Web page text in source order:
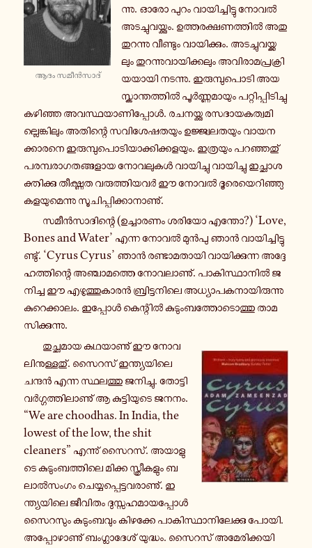
ആദം സ­മീൻ­സാ­ദ്
ന്നു. ഓരോ പുറം വാ­യി­ച്ചി­ട്ടു നോവൽ
അ­ട­ച്ചു­വ­യ്ക്കും. ഉ­ത്ത­ര­ക്ഷ­ണ­ത്തിൽ അതു
തു­റ­ന്നു വീ­ണ്ടും വാ­യി­ക്കും. അ­ട­ച്ചു­വ­യ്ക്ക­
ലും തു­റ­ന്നു­വാ­യി­ക്ക­ലും അ­വി­രാ­മ­പ്ര­ക്രി­
യ­യാ­യി ന­ട­ന്നു. ഇ­രു­മ്പു­പൊ­ടി അ­യ­
സ്കാ­ന്ത­ത്തിൽ പൂർ­ണ്ണ­മാ­യും പ­റ്റി­പ്പി­ടി­ച്ചു
ക­ഴി­ഞ്ഞ അ­വ­സ്ഥ­യാ­ണി­പ്പോൾ. ര­ച­ന­യ്ക്കു ര­സ­ദാ­യ­ക­ത്വ­മി­
ല്ലെ­ങ്കി­ലും അ­തി­ന്റെ സ­വി­ശേ­ഷ­ത­യും ഉ­ജ്ജ്വ­ല­ത­യും വാ­യ­ന­
ക്കാ­ര­നെ ഇ­രു­മ്പു­പൊ­ടി­യാ­ക്കി­ക്ക­ള­യും. ഇ­ത്ര­യും പ­റ­ഞ്ഞ­തു്
പ­ര­മ്പ­രാ­ഗ­ത­ങ്ങ­ളാ­യ നോ­വ­ലു­കൾ വാ­യി­ച്ചു വാ­യി­ച്ചു ഇ­ച്ഛാ­ശ­
ക്തി­ക്കു തീ­ക്ഷ്ണ­ത വ­രു­ത്തി­യ­വർ ഈ നോവൽ ദൂ­രെ­യെ­റി­ഞ്ഞു­
ക­ള­യു­മെ­ന്നു സൂ­ചി­പ്പി­ക്കാ­നാ­ണു്.
സ­മീൻ­സാ­ദി­ന്റെ (ഉ­ച്ചാ­ര­ണം ശരിയോ എന്തോ?) ‘Love,
Bones and Water’ എന്ന നോവൽ മുൻപു ഞാൻ വാ­യി­ച്ചി­ട്ടു­
ണ്ടു്. ‘Cyrus Cyrus’ ഞാൻ ര­ണ്ടാ­മ­താ­യി വാ­യി­ക്കു­ന്ന അ­ദ്ദേ­
ഹ­ത്തി­ന്റെ അ­ഞ്ചാ­മ­ത്തെ നോ­വ­ലാ­ണു്. പാ­കി­സ്ഥാ­നിൽ ജ­
നി­ച്ച ഈ എ­ഴു­ത്തു­കാ­രൻ ബ്രി­ട്ട­നി­ലെ അ­ധ്യാ­പ­ക­നാ­യി­രു­ന്നു
കു­റെ­ക്കാ­ലം. ഇ­പ്പോൾ കെ­ന്റിൽ കു­ടും­ബ­ത്തോ­ടൊ­ത്തു താ­മ­
സി­ക്കു­ന്നു.
തു­ച്ഛ­മാ­യ ക­ഥ­യാ­ണു് ഈ നോ­വ­
ലി­നു­ള്ള­തു്. സൈറസ് ഇ­ന്ത്യ­യി­ലെ
ചന്ദൻ എന്ന സ്ഥ­ല­ത്തു ജ­നി­ച്ചു. തോ­ട്ടി­
വർ­ഗ്ഗ­ത്തി­ലാ­ണു് ആ കു­ട്ടി­യു­ടെ ജനനം.
“We are choodhas. In India, the
lowest of the low, the shit
cleaners” എ­ന്നു് സൈറസ്. അ­യാ­ളു­
ടെ കു­ടും­ബ­ത്തി­ലെ മിക്ക സ്ത്രീ­ക­ളും ബ­
ലാൽ­സം­ഗം ചെ­യ്യ­പ്പെ­ട്ട­വ­രാ­ണു്. ഇ­
ന്ത്യ­യി­ലെ ജീ­വി­തം ദു­സ്സ­ഹ­മാ­യ­പ്പോൾ
സൈ­റ­സും കു­ടും­ബ­വും കി­ഴ­ക്കേ പാ­കി­സ്ഥാ­നി­ലേ­ക്കു പോയി.
അ­പ്പോ­ഴാ­ണു് ബം­ഗ്ലാ­ദേ­ശ് യു­ദ്ധം. സൈറസ് അ­മേ­രി­ക്ക­യി­